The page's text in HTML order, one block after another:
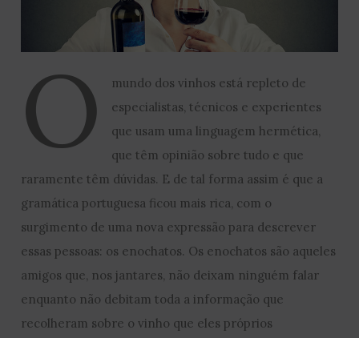
O
mundo dos vinhos está repleto de
especialistas, técnicos e experientes
que usam uma linguagem hermética,
que têm opinião sobre tudo e que
raramente têm dúvidas. E de tal forma assim é que a
gramática portuguesa ficou mais rica, com o
surgimento de uma nova expressão para descrever
essas pessoas: os enochatos. Os enochatos são aqueles
amigos que, nos jantares, não deixam ninguém falar
enquanto não debitam toda a informação que
recolheram sobre o vinho que eles próprios